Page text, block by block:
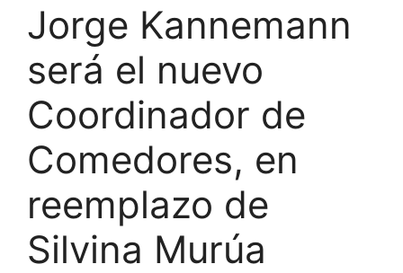
Jorge Kannemann
será el nuevo
Coordinador de
Comedores, en
reemplazo de
Silvina Murúa